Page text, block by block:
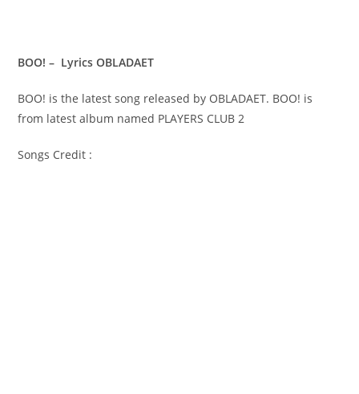
BOO! – Lyrics OBLADAET
BOO! is the latest song released by OBLADAET. BOO! is
from latest album named PLAYERS CLUB 2
Songs Credit :